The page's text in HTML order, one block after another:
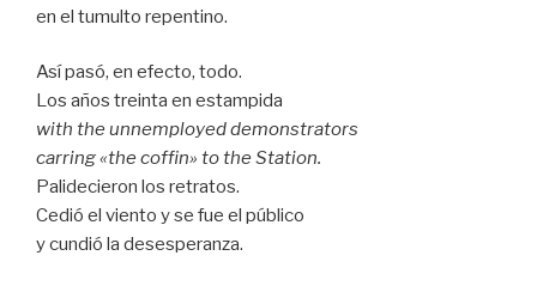
en el tumulto repentino.
Así pasó, en efecto, todo.
Los años treinta en estampida
with the unnemployed demonstrators
carring «the coffin» to the Station.
Palidecieron los retratos.
Cedió el viento y se fue el público
y cundió la desesperanza.